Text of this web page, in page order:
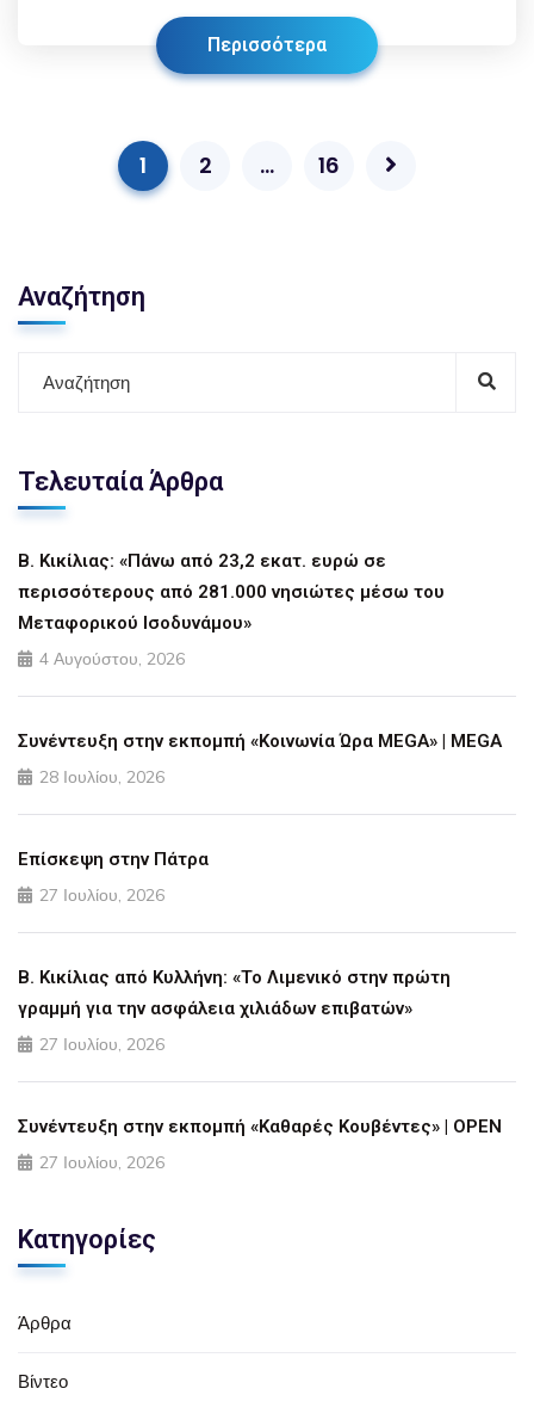
Περισσότερα
1 2 … 16
Αναζήτηση
Τελευταία Άρθρα
Β. Κικίλιας: «Πάνω από 23,2 εκατ. ευρώ σε
περισσότερους από 281.000 νησιώτες μέσω του
Μεταφορικού Ισοδυνάμου»
4 Αυγούστου, 2026
Συνέντευξη στην εκπομπή «Κοινωνία Ώρα MEGA» | MEGA
28 Ιουλίου, 2026
Επίσκεψη στην Πάτρα
27 Ιουλίου, 2026
Β. Κικίλιας από Κυλλήνη: «Το Λιμενικό στην πρώτη
γραμμή για την ασφάλεια χιλιάδων επιβατών»
27 Ιουλίου, 2026
Συνέντευξη στην εκπομπή «Καθαρές Κουβέντες» | OPEN
27 Ιουλίου, 2026
Κατηγορίες
Άρθρα
Βίντεο